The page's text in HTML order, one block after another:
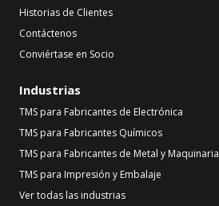
Historias de Clientes
Contáctenos
Conviértase en Socio
Industrias
TMS para Fabricantes de Electrónica
TMS para Fabricantes Químicos
TMS para Fabricantes de Metal y Maquinaria
TMS para Impresión y Embalaje
Ver todas las industrias